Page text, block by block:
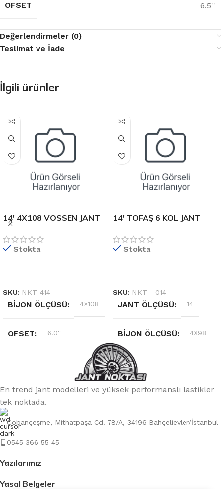
OFSET 6.5''
Değerlendirmeler (0)
Teslimat ve İade
İlgili ürünler
14′ 4X108 VOSSEN JANT
MODELİ
Stokta
SKU: NKT-414
BIJON ÖLÇÜSÜ 4×108
OFSET 6.0''
JANT ÖLÇÜSÜ 14
14′ TOFAŞ 6 KOL JANT
Stokta
SKU: NKT - 014
JANT ÖLÇÜSÜ 14
BIJON ÖLÇÜSÜ 4X98
OFSET
RENK Gri
En trend jant modelleri ve yüksek performanslı lastikler
tek noktada.
Çobançeşme, Mithatpaşa Cd. 78/A, 34196 Bahçelievler/İstanbul
0545 366 55 45
Yazılarımız
Yasal Belgeler